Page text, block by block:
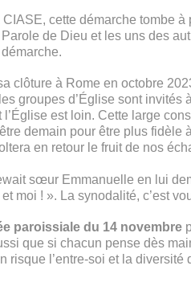
cette démarche tombe
de Dieu et les uns des
clôture à Rome en octobre
groupes d’Église sont
est loin. Cette large
demain pour être plus
en retour le fruit de nos
sœur Emmanuelle en lui
moi ! ». La synodalité, c’est
paroissiale du 14 novembre
que si chacun pense dès
risque l’entre-soi et la